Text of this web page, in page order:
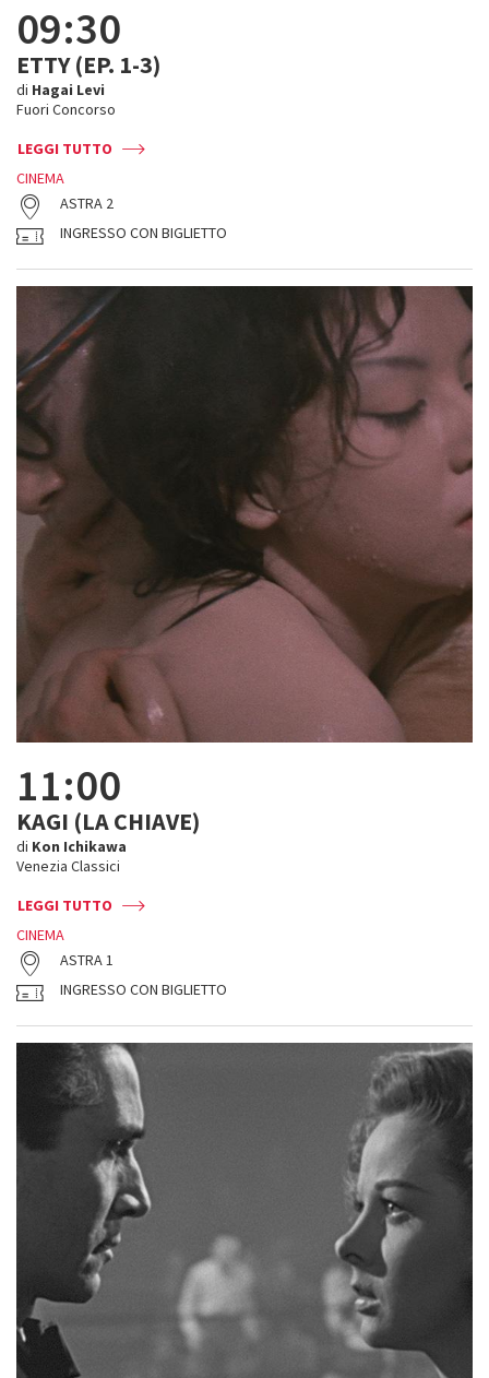
09:30
ETTY (EP. 1-3)
di Hagai Levi
Fuori Concorso
LEGGI TUTTO
CINEMA
ASTRA 2
INGRESSO CON BIGLIETTO
11:00
KAGI (LA CHIAVE)
di Kon Ichikawa
Venezia Classici
LEGGI TUTTO
CINEMA
ASTRA 1
INGRESSO CON BIGLIETTO